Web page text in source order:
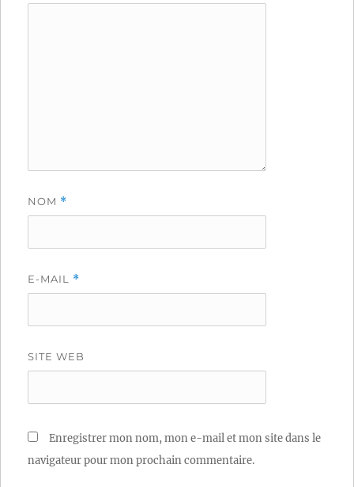
NOM *
E-MAIL *
SITE WEB
Enregistrer mon nom, mon e-mail et mon site dans le
navigateur pour mon prochain commentaire.